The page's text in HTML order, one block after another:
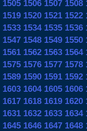
1505 1506 1507 1508
1519 1520 1521 1522
1533 1534 1535 1536
1547 1548 1549 1550
1561 1562 1563 1564
1575 1576 1577 1578
1589 1590 1591 1592
1603 1604 1605 1606
1617 1618 1619 1620
1631 1632 1633 1634
1645 1646 1647 1648